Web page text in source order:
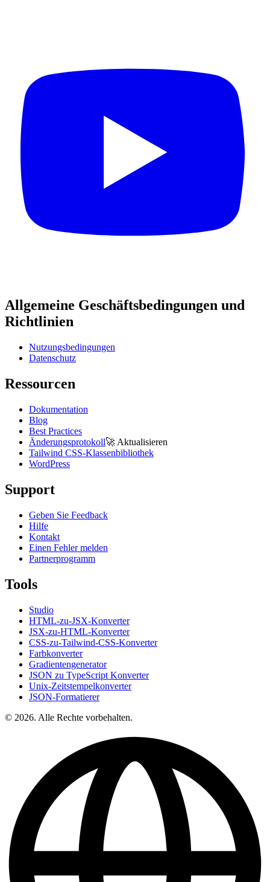
Allgemeine Geschäftsbedingungen und
Richtlinien
Nutzungsbedingungen
Datenschutz
Ressourcen
Dokumentation
Blog
Best Practices
Änderungsprotokoll🚀 Aktualisieren
Tailwind CSS-Klassenbibliothek
WordPress
Support
Geben Sie Feedback
Hilfe
Kontakt
Einen Fehler melden
Partnerprogramm
Tools
Studio
HTML-zu-JSX-Konverter
JSX-zu-HTML-Konverter
CSS-zu-Tailwind-CSS-Konverter
Farbkonverter
Gradientengenerator
JSON zu TypeScript Konverter
Unix-Zeitstempelkonverter
JSON-Formatierer
© 2026. Alle Rechte vorbehalten.